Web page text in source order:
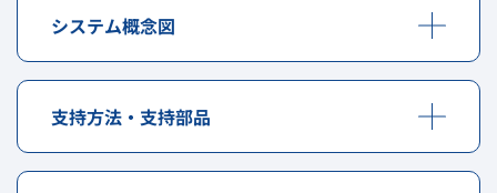
システム概念図
支持方法・支持部品
固定タイプ（X型、アングル型部品）